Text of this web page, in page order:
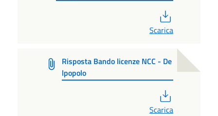
Scarica
Risposta Bando licenze NCC - De
lpopolo
Scarica